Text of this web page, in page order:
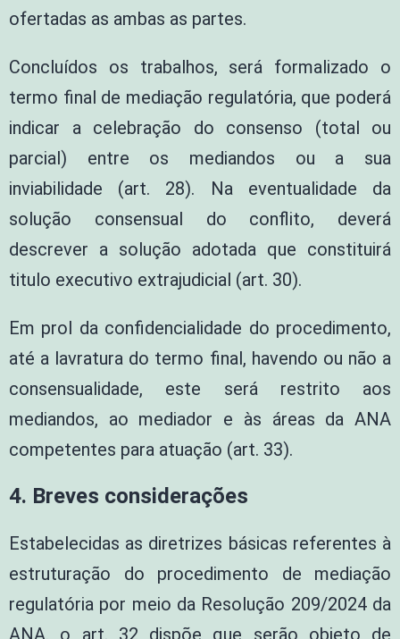
ofertadas as ambas as partes.
Concluídos os trabalhos, será formalizado o
termo final de mediação regulatória, que poderá
indicar a celebração do consenso (total ou
parcial) entre os mediandos ou a sua
inviabilidade (art. 28). Na eventualidade da
solução consensual do conflito, deverá
descrever a solução adotada que constituirá
titulo executivo extrajudicial (art. 30).
Em prol da confidencialidade do procedimento,
até a lavratura do termo final, havendo ou não a
consensualidade, este será restrito aos
mediandos, ao mediador e às áreas da ANA
competentes para atuação (art. 33).
4. Breves considerações
Estabelecidas as diretrizes básicas referentes à
estruturação do procedimento de mediação
regulatória por meio da Resolução 209/2024 da
ANA, o art. 32 dispõe que serão objeto de